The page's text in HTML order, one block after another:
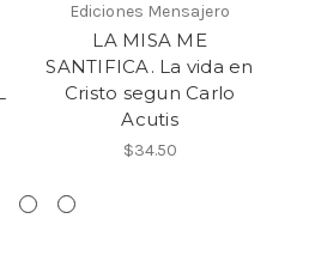
Ediciones Mensajero
LA MISA ME
SANTIFICA. La vida en
Cristo segun Carlo
Acutis
$34.50